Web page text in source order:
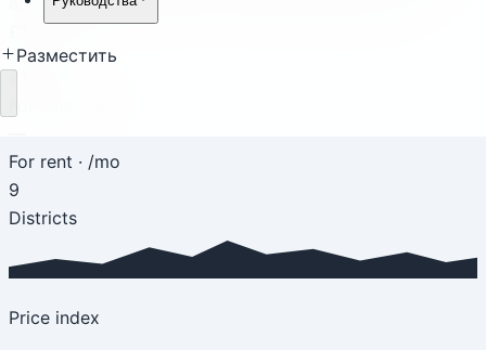
Разместить
£1,297/m².
£1,297
For rent · /mo
9
Districts
Price index